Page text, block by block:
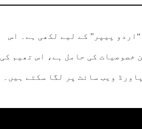
پیپر” کے لیے لکھی ہے۔ اس
خصوصیات کی حامل ہے، اس تھیم کی
ویب سائٹ پر لگا سکتے ہیں۔